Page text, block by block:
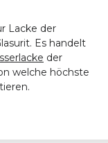
Lacke der
Es handelt
der
welche höchste